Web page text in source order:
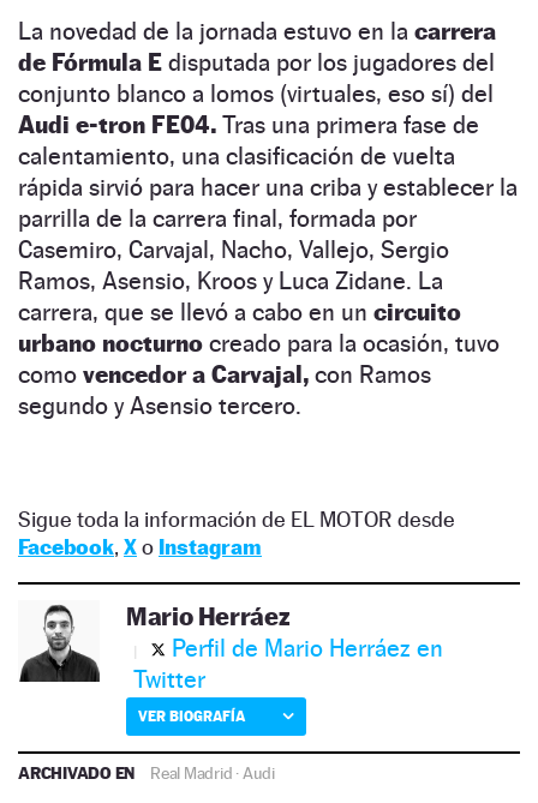
La novedad de la jornada estuvo en la carrera
de Fórmula E disputada por los jugadores del
conjunto blanco a lomos (virtuales, eso sí) del
Audi e-tron FE04. Tras una primera fase de
calentamiento, una clasificación de vuelta
rápida sirvió para hacer una criba y establecer la
parrilla de la carrera final, formada por
Casemiro, Carvajal, Nacho, Vallejo, Sergio
Ramos, Asensio, Kroos y Luca Zidane. La
carrera, que se llevó a cabo en un circuito
urbano nocturno creado para la ocasión, tuvo
como vencedor a Carvajal, con Ramos
segundo y Asensio tercero.
Sigue toda la información de EL MOTOR desde
Facebook, Xo Instagram
Mario Herráez
Perfil de Mario Herráez en
Twitter
VER BIOGRAFÍA
ARCHIVADO EN Real Madrid · Audi